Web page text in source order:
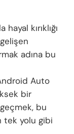
kırıklığı
adına bu
Auto
bir
bu
tek yolu gibi